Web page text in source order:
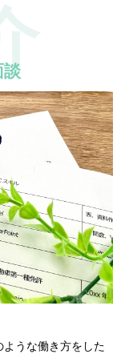
談
うな働き方をした